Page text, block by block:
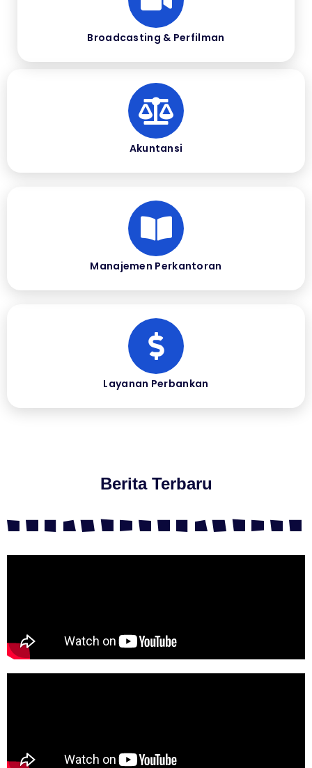
Broadcasting & Perfilman
Akuntansi
Manajemen Perkantoran
Layanan Perbankan
Berita Terbaru